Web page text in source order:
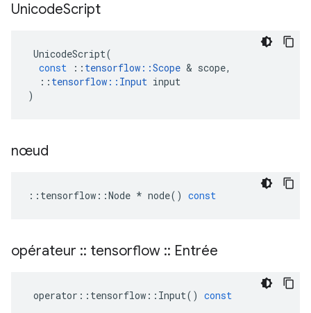
UnicodeScript
UnicodeScript(
const
:: tensorflow ::Scope & scope,
:: tensorflow :: Input input
)
nœud
:: tensorflow ::Node * node() const
opérateur :: tensorflow :: Entrée
operator :: tensorflow :: Input() const